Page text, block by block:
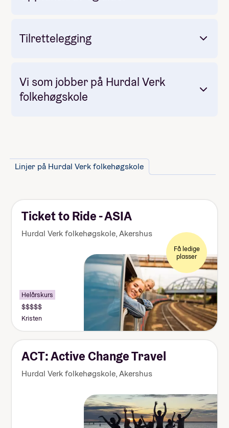
Se flere fasiliteter og bilder her
Tilrettelegging
Vi som jobber på Hurdal Verk
folkehøgskole
Linjer på Hurdal Verk folkehøgskole
Ticket to Ride - ASIA
Hurdal Verk folkehøgskole,Akershus
Få ledige
plasser
Helårskurs
Pris:
000
kr
Kristen
ACT: Active Change Travel
Hurdal Verk folkehøgskole,Akershus